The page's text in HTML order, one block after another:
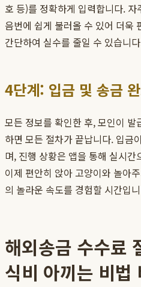
호 등)를 정확하게 입력합니다.
음번에 쉽게 불러올 수 있어 더욱
간단하여 실수를 줄일 수 있습니
4단계: 입금 및 송금
모든 정보를 확인한 후, 모인이
하면 모든 절차가 끝납니다. 입금
며, 진행 상황은 앱을 통해 실시
이제 편안히 앉아 고양이와 놀아
의 놀라운 속도를 경험할 시간입
해외송금 수수료
식비 아끼는 비법